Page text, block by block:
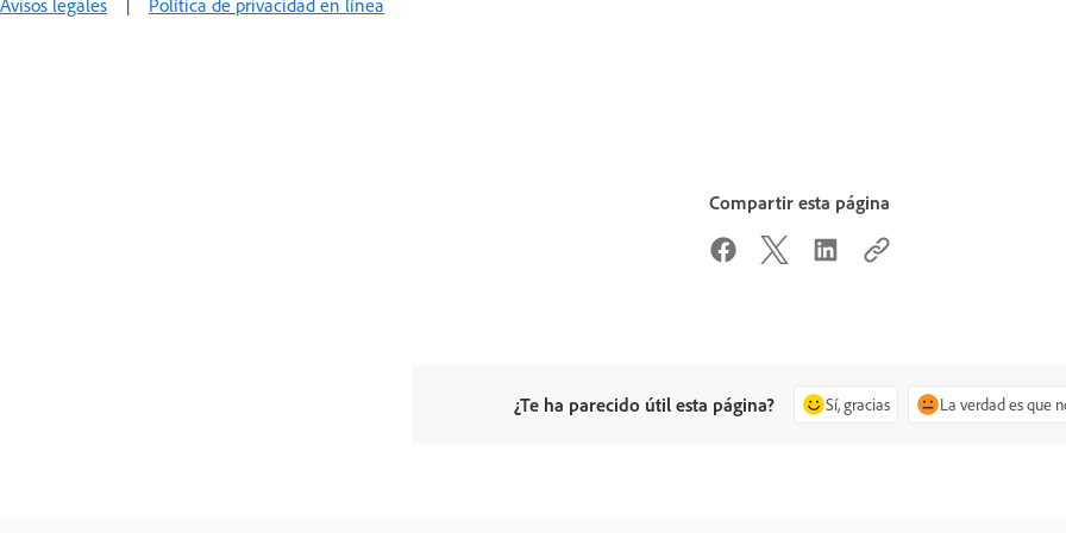
Avisos legales Política de privacidad en línea
Compartir esta página
¿Te ha parecido útil esta página? Sí, gracias La verdad es que